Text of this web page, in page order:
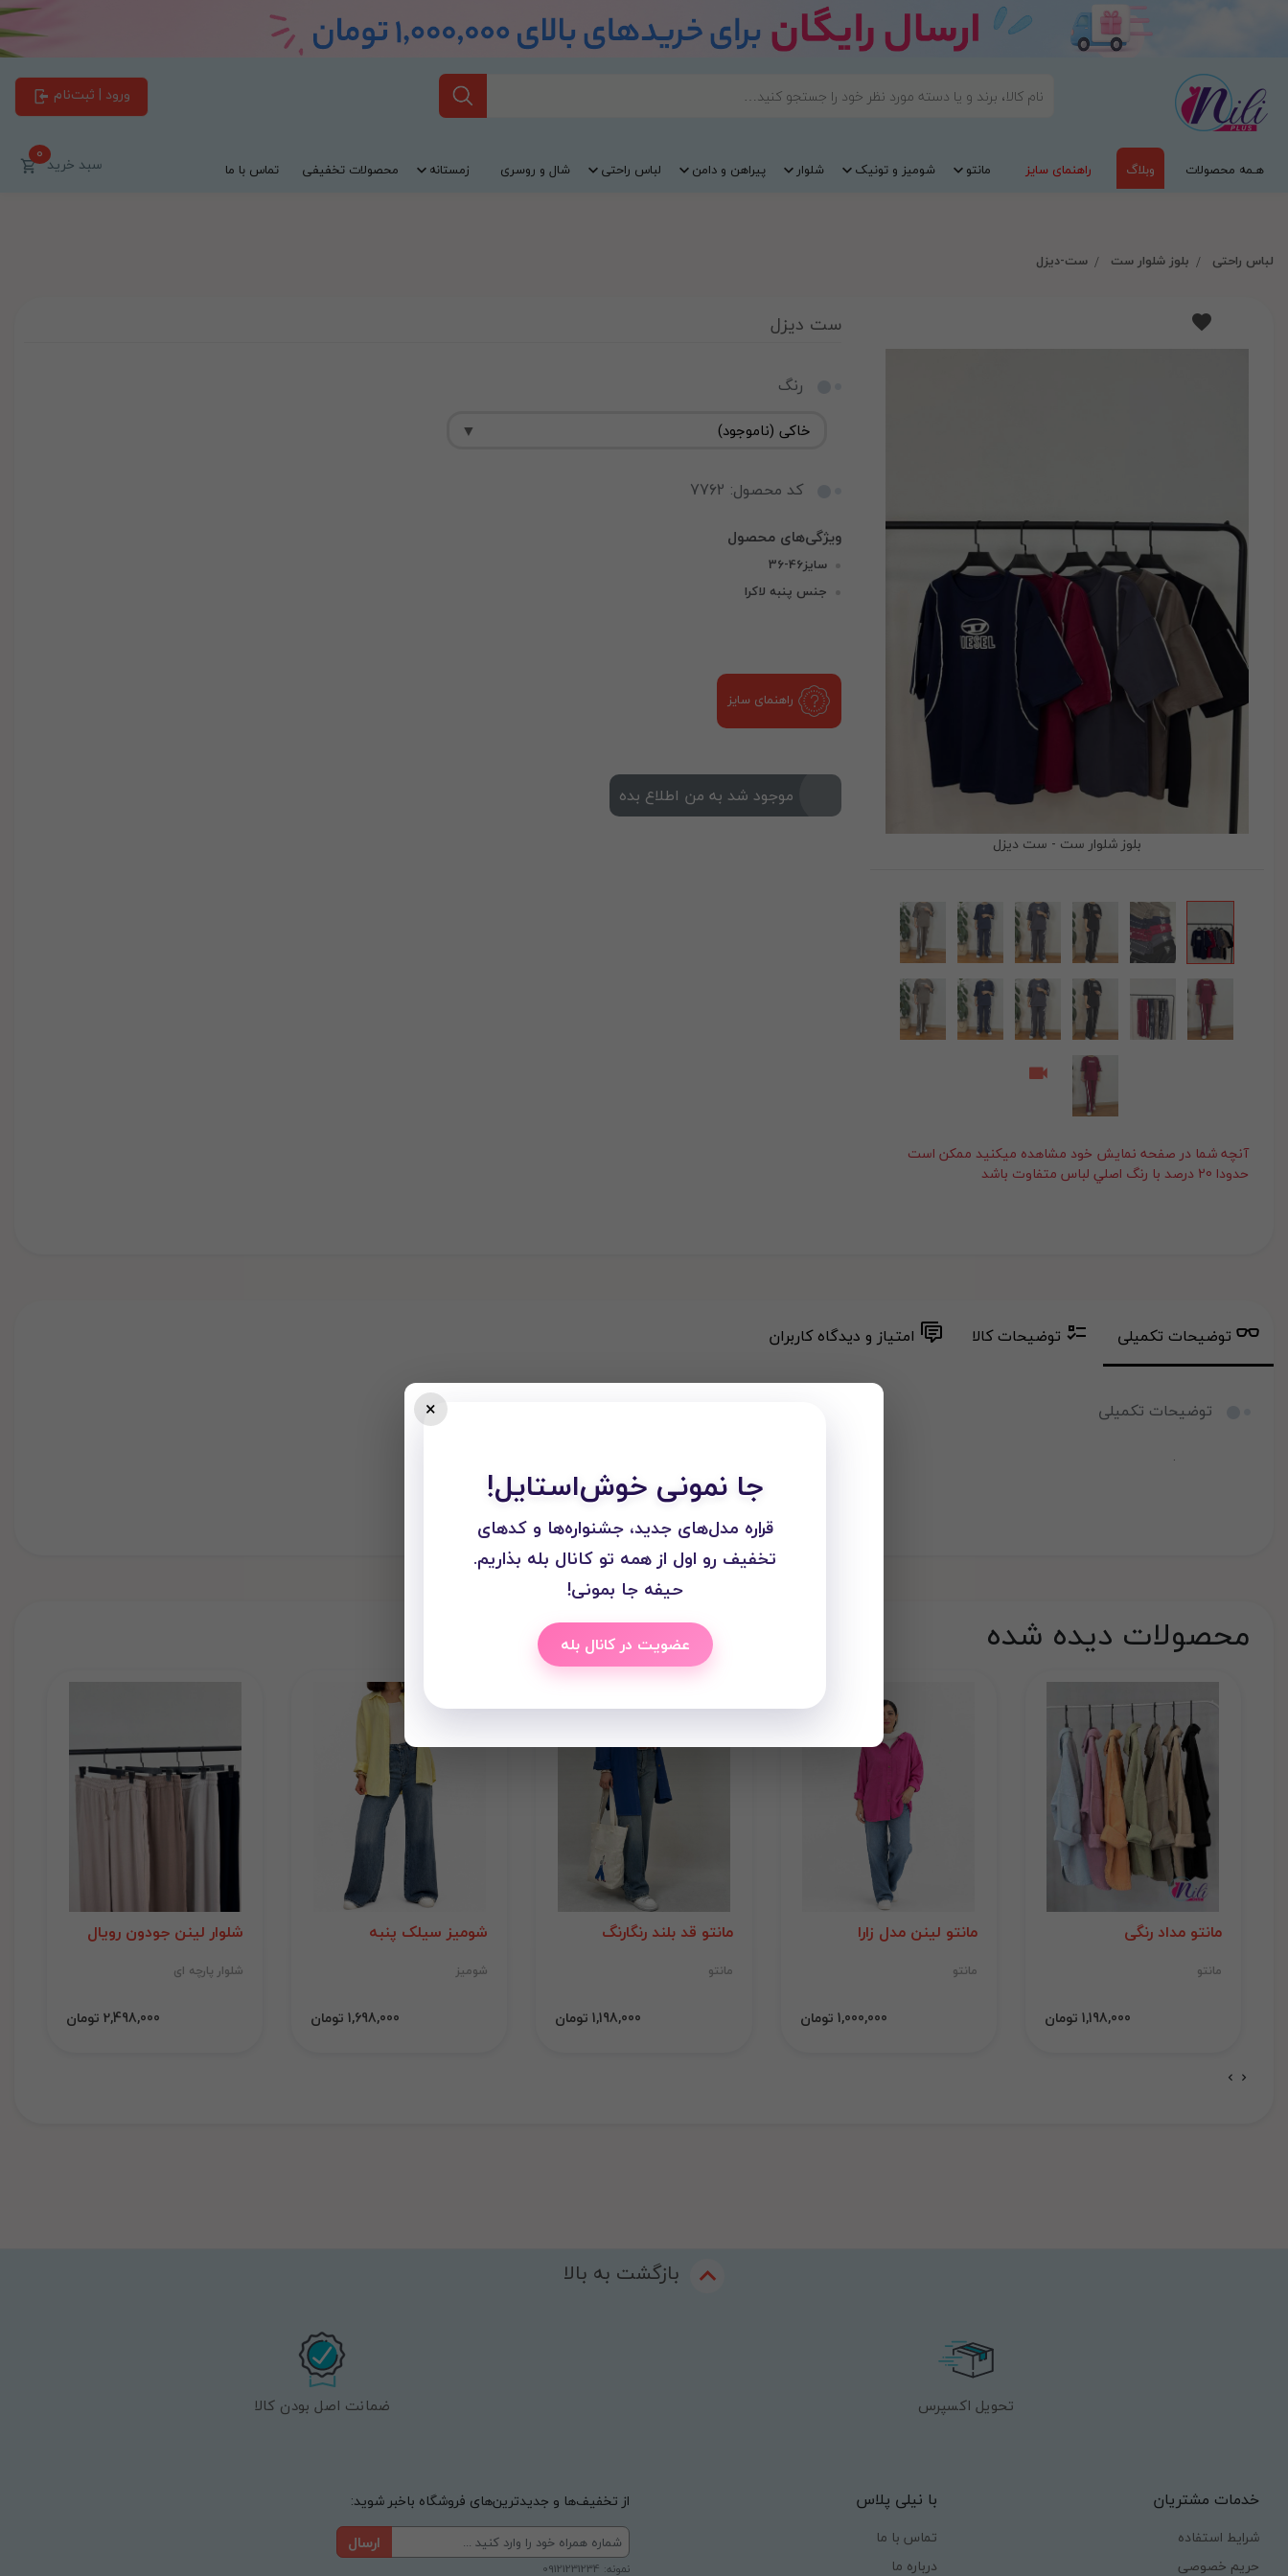
ورود | ثبت‌نام
هـمه محصولات وبلاگ راهنمای سایز مانتو شومیز و تونیک شلوار پیراهن و دامن لباس راحتی شال و روسری زمستانه محصولات تخفیفی تماس با ما سبد خرید0
لباس راحتی بلوز شلوار ست ست-دیزل
بلوز شلوار ست - ست دیزل
آنچه شما در صفحه نمايش خود مشاهده ميکنيد ممکن است
حدودا 20 درصد با رنگ اصلي لباس متفاوت باشد
ست دیزل
رنگ
کد محصول: 7762
سایز46-36
جنس پنبه لاکرا
راهنمای سایز
موجود شد به من اطلاع بده
توضیحات تکمیلی توضیحات کالا امتیاز و دیدگاه کاربران
توضیحات تکمیلی
.
محصولات دیده شده
مانتو مداد رنگی
مانتو
1,198,000 تومان
مانتو لینن مدل زارا
مانتو
1,000,000 تومان
مانتو قد بلند رنگارنگ
مانتو
1,198,000 تومان
شومیز سیلک پنبه
شومیز
1,698,000 تومان
شلوار لینن جودون رویال
شلوار پارچه ای
2,498,000 تومان
بازگشت به بالا
تحویل اکسپرس ضمانت اصل بودن کالا
خدمات مشتریان
شرایط استفاده
حریم خصوصی
با نیلی پلاس
تماس با ما
درباره ما
از تخفیف‌ها و جدیدترین‌های فروشگاه باخبر شوید:
ارسال
نمونه: 09121231234
×
جا نمونی خوش‌استایل!
قراره مدل‌های جدید، جشنواره‌ها و کدهای
تخفیف رو اول از همه تو کانال بله بذاریم.
حیفه جا بمونی!
عضویت در کانال بله